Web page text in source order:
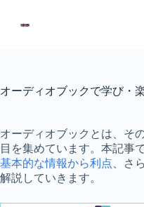
ス
プ
オーディオブックで学び・
オーディオブックとは、そ
目を集めています。本記事で
基本的な情報から利点 、さ
解説していきます。